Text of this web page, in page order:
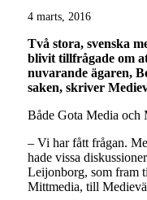
4 marts, 2016
Två stora, svenska
blivit tillfrågade om
nuvarande ägaren,
saken, skriver
Både Gota Media och
– Vi har fått frågan.
hade vissa
Leijonborg, som fram
Mittmedia, till